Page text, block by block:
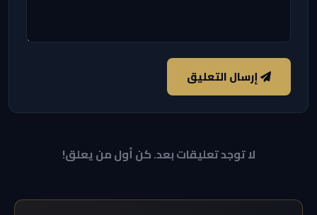
إرسال التعليق
لا توجد تعليقات بعد. كن أول من يعلق!